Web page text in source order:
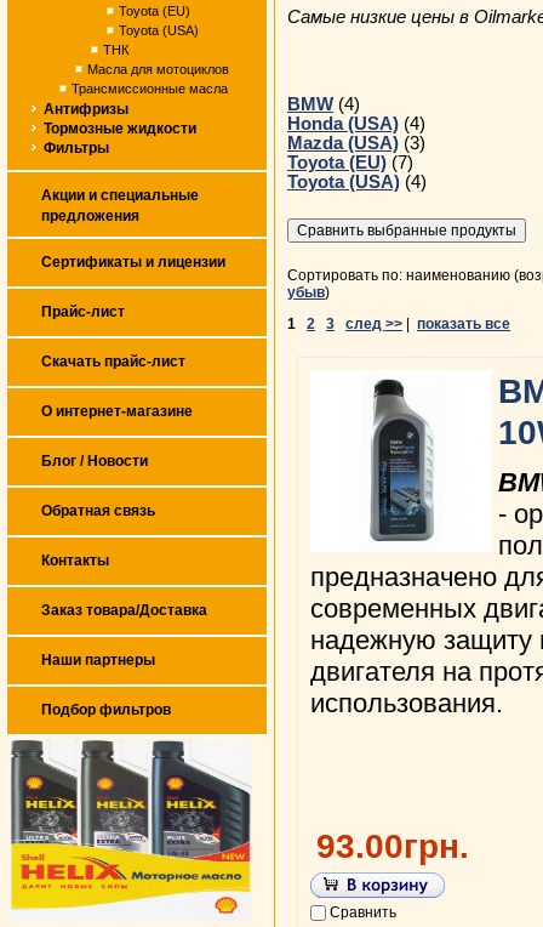
Toyota (EU)
Toyota (USA)
ТНК
Масла для мотоциклов
Трансмиссионные масла
Антифризы
Тормозные жидкости
Фильтры
Акции и специальные
предложения
Сертификаты и лицензии
Прайс-лист
Скачать прайс-лист
О интернет-магазине
Блог / Новости
Обратная связь
Контакты
Заказ товара/Доставка
Наши партнеры
Подбор фильтров
Самые низкие цены в
BMW (4)
Honda (USA) (4)
Mazda (USA) (3)
Toyota (EU) (7)
Toyota (USA) (4)
Сортировать по: наименованию
убыв)
1
2 3 след >> показать все
-
предназначено
современных
надежную защиту
двигателя на
использования.
93.00грн.
Сравнить